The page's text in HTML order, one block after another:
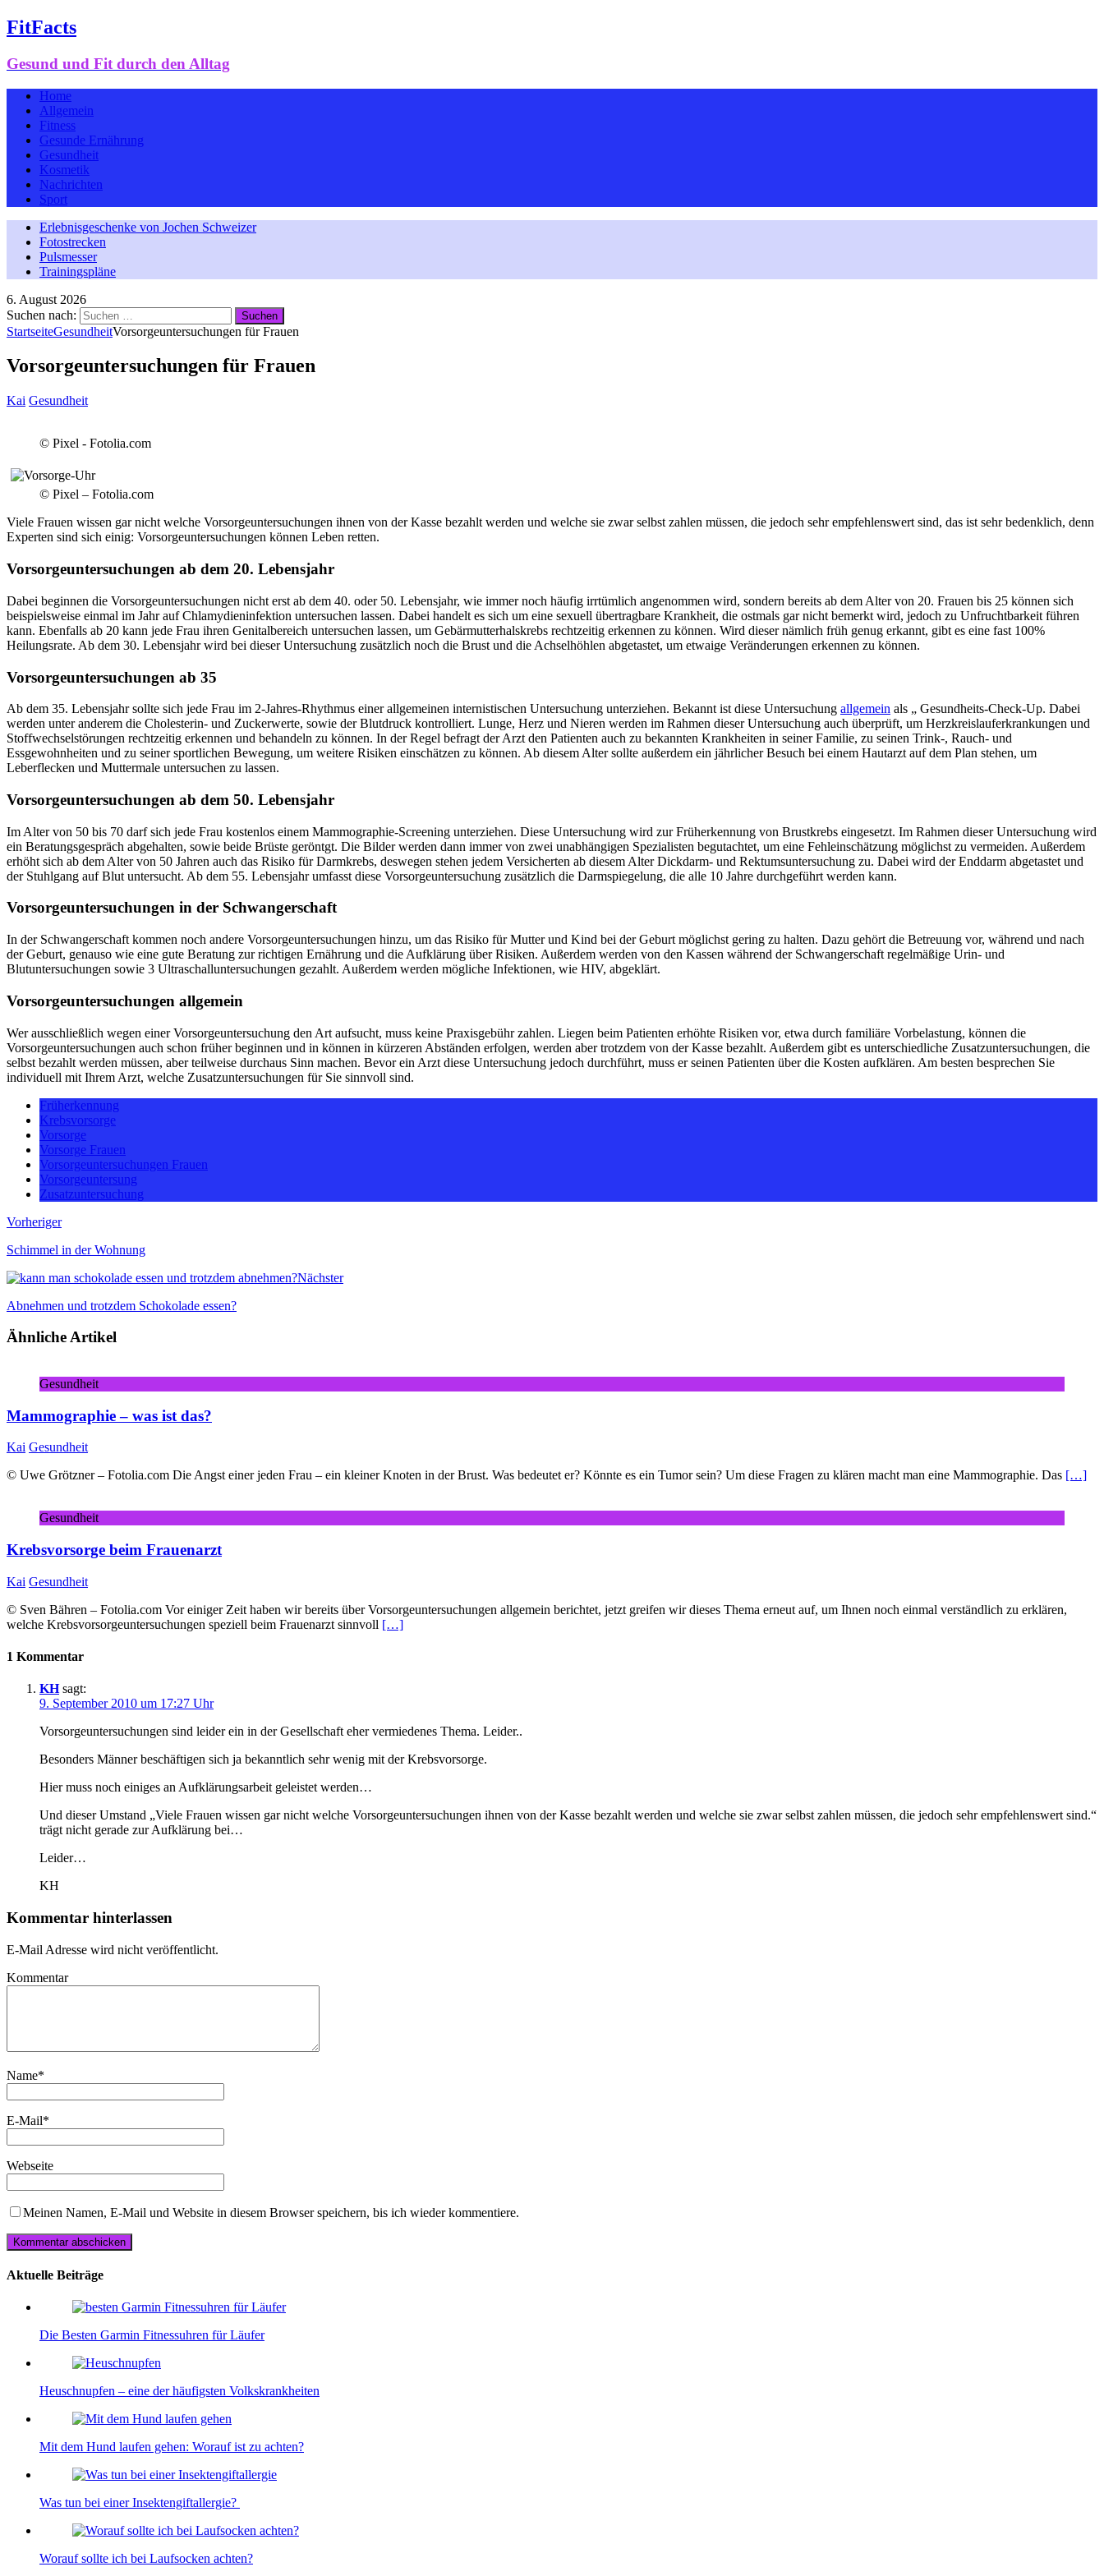
FitFacts
Gesund und Fit durch den Alltag
Home
Allgemein
Fitness
Gesunde Ernährung
Gesundheit
Kosmetik
Nachrichten
Sport
Erlebnisgeschenke von Jochen Schweizer
Fotostrecken
Pulsmesser
Trainingspläne
6. August 2026
Suchen nach:
StartseiteGesundheitVorsorgeuntersuchungen für Frauen
Vorsorgeuntersuchungen für Frauen
Kai Gesundheit
© Pixel - Fotolia.com
© Pixel – Fotolia.com
Viele Frauen wissen gar nicht welche Vorsorgeuntersuchungen ihnen von der Kasse bezahlt werden und welche sie zwar selbst zahlen müssen, die jedoch sehr empfehlenswert sind, das ist sehr bedenklich, denn
Experten sind sich einig: Vorsorgeuntersuchungen können Leben retten.
Vorsorgeuntersuchungen ab dem 20. Lebensjahr
Dabei beginnen die Vorsorgeuntersuchungen nicht erst ab dem 40. oder 50. Lebensjahr, wie immer noch häufig irrtümlich angenommen wird, sondern bereits ab dem Alter von 20. Frauen bis 25 können sich
beispielsweise einmal im Jahr auf Chlamydieninfektion untersuchen lassen. Dabei handelt es sich um eine sexuell übertragbare Krankheit, die ostmals gar nicht bemerkt wird, jedoch zu Unfruchtbarkeit führen
kann. Ebenfalls ab 20 kann jede Frau ihren Genitalbereich untersuchen lassen, um Gebärmutterhalskrebs rechtzeitig erkennen zu können. Wird dieser nämlich früh genug erkannt, gibt es eine fast 100%
Heilungsrate. Ab dem 30. Lebensjahr wird bei dieser Untersuchung zusätzlich noch die Brust und die Achselhöhlen abgetastet, um etwaige Veränderungen erkennen zu können.
Vorsorgeuntersuchungen ab 35
Ab dem 35. Lebensjahr sollte sich jede Frau im 2-Jahres-Rhythmus einer allgemeinen internistischen Untersuchung unterziehen. Bekannt ist diese Untersuchung allgemein als „ Gesundheits-Check-Up. Dabei
werden unter anderem die Cholesterin- und Zuckerwerte, sowie der Blutdruck kontrolliert. Lunge, Herz und Nieren werden im Rahmen dieser Untersuchung auch überprüft, um Herzkreislauferkrankungen und
Stoffwechselstörungen rechtzeitig erkennen und behandeln zu können. In der Regel befragt der Arzt den Patienten auch zu bekannten Krankheiten in seiner Familie, zu seinen Trink-, Rauch- und
Essgewohnheiten und zu seiner sportlichen Bewegung, um weitere Risiken einschätzen zu können. Ab diesem Alter sollte außerdem ein jährlicher Besuch bei einem Hautarzt auf dem Plan stehen, um
Leberflecken und Muttermale untersuchen zu lassen.
Vorsorgeuntersuchungen ab dem 50. Lebensjahr
Im Alter von 50 bis 70 darf sich jede Frau kostenlos einem Mammographie-Screening unterziehen. Diese Untersuchung wird zur Früherkennung von Brustkrebs eingesetzt. Im Rahmen dieser Untersuchung wird
ein Beratungsgespräch abgehalten, sowie beide Brüste geröntgt. Die Bilder werden dann immer von zwei unabhängigen Spezialisten begutachtet, um eine Fehleinschätzung möglichst zu vermeiden. Außerdem
erhöht sich ab dem Alter von 50 Jahren auch das Risiko für Darmkrebs, deswegen stehen jedem Versicherten ab diesem Alter Dickdarm- und Rektumsuntersuchung zu. Dabei wird der Enddarm abgetastet und
der Stuhlgang auf Blut untersucht. Ab dem 55. Lebensjahr umfasst diese Vorsorgeuntersuchung zusätzlich die Darmspiegelung, die alle 10 Jahre durchgeführt werden kann.
Vorsorgeuntersuchungen in der Schwangerschaft
In der Schwangerschaft kommen noch andere Vorsorgeuntersuchungen hinzu, um das Risiko für Mutter und Kind bei der Geburt möglichst gering zu halten. Dazu gehört die Betreuung vor, während und nach
der Geburt, genauso wie eine gute Beratung zur richtigen Ernährung und die Aufklärung über Risiken. Außerdem werden von den Kassen während der Schwangerschaft regelmäßige Urin- und
Blutuntersuchungen sowie 3 Ultraschalluntersuchungen gezahlt. Außerdem werden mögliche Infektionen, wie HIV, abgeklärt.
Vorsorgeuntersuchungen allgemein
Wer ausschließlich wegen einer Vorsorgeuntersuchung den Art aufsucht, muss keine Praxisgebühr zahlen. Liegen beim Patienten erhöhte Risiken vor, etwa durch familiäre Vorbelastung, können die
Vorsorgeuntersuchungen auch schon früher beginnen und in können in kürzeren Abständen erfolgen, werden aber trotzdem von der Kasse bezahlt. Außerdem gibt es unterschiedliche Zusatzuntersuchungen, die
selbst bezahlt werden müssen, aber teilweise durchaus Sinn machen. Bevor ein Arzt diese Untersuchung jedoch durchführt, muss er seinen Patienten über die Kosten aufklären. Am besten besprechen Sie
individuell mit Ihrem Arzt, welche Zusatzuntersuchungen für Sie sinnvoll sind.
Früherkennung
Krebsvorsorge
Vorsorge
Vorsorge Frauen
Vorsorgeuntersuchungen Frauen
Vorsorgeuntersung
Zusatzuntersuchung
Vorheriger
Schimmel in der Wohnung
Nächster
Abnehmen und trotzdem Schokolade essen?
Ähnliche Artikel
Gesundheit
Mammographie – was ist das?
Kai Gesundheit
© Uwe Grötzner – Fotolia.com Die Angst einer jeden Frau – ein kleiner Knoten in der Brust. Was bedeutet er? Könnte es ein Tumor sein? Um diese Fragen zu klären macht man eine Mammographie. Das […]
Gesundheit
Krebsvorsorge beim Frauenarzt
Kai Gesundheit
© Sven Bähren – Fotolia.com Vor einiger Zeit haben wir bereits über Vorsorgeuntersuchungen allgemein berichtet, jetzt greifen wir dieses Thema erneut auf, um Ihnen noch einmal verständlich zu erklären,
welche Krebsvorsorgeuntersuchungen speziell beim Frauenarzt sinnvoll […]
1 Kommentar
KH sagt:
9. September 2010 um 17:27 Uhr
Vorsorgeuntersuchungen sind leider ein in der Gesellschaft eher vermiedenes Thema. Leider..
Besonders Männer beschäftigen sich ja bekanntlich sehr wenig mit der Krebsvorsorge.
Hier muss noch einiges an Aufklärungsarbeit geleistet werden…
Und dieser Umstand „Viele Frauen wissen gar nicht welche Vorsorgeuntersuchungen ihnen von der Kasse bezahlt werden und welche sie zwar selbst zahlen müssen, die jedoch sehr empfehlenswert sind.“
trägt nicht gerade zur Aufklärung bei…
Leider…
KH
Kommentar hinterlassen
E-Mail Adresse wird nicht veröffentlicht.
Kommentar
Name*
E-Mail*
Webseite
Meinen Namen, E-Mail und Website in diesem Browser speichern, bis ich wieder kommentiere.
Aktuelle Beiträge
Die Besten Garmin Fitnessuhren für Läufer
Heuschnupfen – eine der häufigsten Volkskrankheiten
Mit dem Hund laufen gehen: Worauf ist zu achten?
Was tun bei einer Insektengiftallergie?
Worauf sollte ich bei Laufsocken achten?